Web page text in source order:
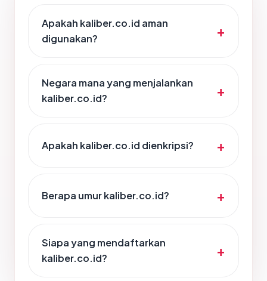
Apakah kaliber.co.id aman
digunakan?
Negara mana yang menjalankan
kaliber.co.id?
Apakah kaliber.co.id dienkripsi?
Berapa umur kaliber.co.id?
Siapa yang mendaftarkan
kaliber.co.id?